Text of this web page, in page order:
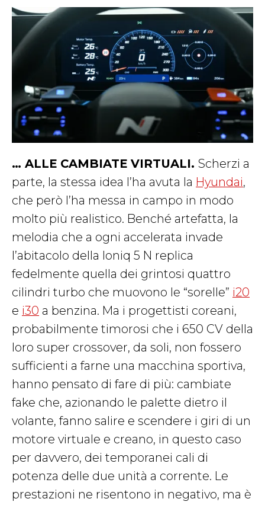
… ALLE CAMBIATE VIRTUALI. Scherzi a
parte, la stessa idea l’ha avuta la Hyundai,
che però l’ha messa in campo in modo
molto più realistico. Benché artefatta, la
melodia che a ogni accelerata invade
l’abitacolo della Ioniq 5 N replica
fedelmente quella dei grintosi quattro
cilindri turbo che muovono le “sorelle” i20
e i30 a benzina. Ma i progettisti coreani,
probabilmente timorosi che i 650 CV della
loro super crossover, da soli, non fossero
sufficienti a farne una macchina sportiva,
hanno pensato di fare di più: cambiate
fake che, azionando le palette dietro il
volante, fanno salire e scendere i giri di un
motore virtuale e creano, in questo caso
per davvero, dei temporanei cali di
potenza delle due unità a corrente. Le
prestazioni ne risentono in negativo, ma è